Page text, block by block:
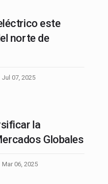
este
norte de
Jul 07, 2025
la
Globales
Mar 06, 2025